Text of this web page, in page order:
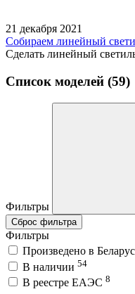
21 декабря 2021
Собираем линейный
Сделать линейный
Список моделей (59)
Фильтры
Сброс фильтра
Фильтры
Произведено в
В наличии 54
В реестре ЕАЭС 8